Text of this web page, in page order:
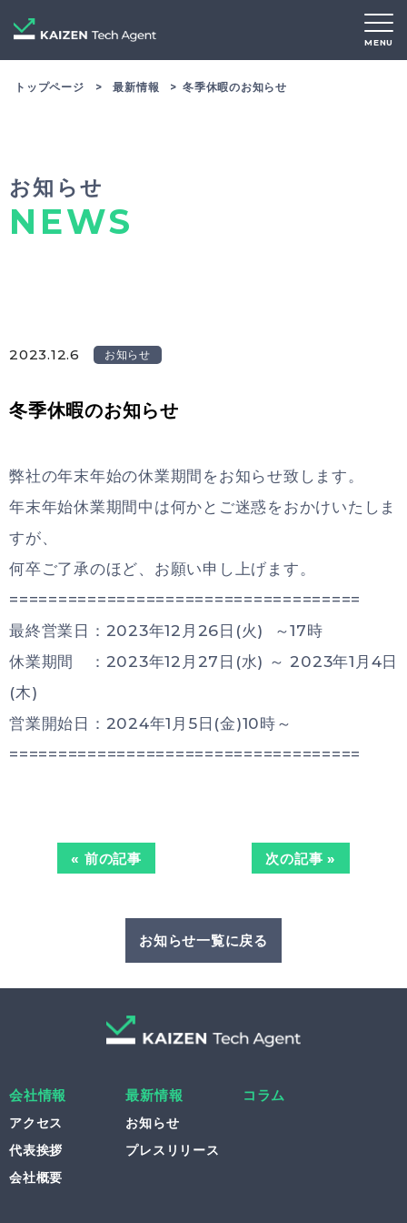
MENU
トップページ 最新情報 冬季休暇のお知らせ
お知らせ
NEWS
2023.12.6 お知らせ
冬季休暇のお知らせ
弊社の年末年始の休業期間をお知らせ致します。
年末年始休業期間中は何かとご迷惑をおかけいたしま
すが、
何卒ご了承のほど、お願い申し上げます。
====================================
最終営業日：2023年12月26日(火) ～17時
休業期間 ：2023年12月27日(水) ～ 2023年1月4日
(木)
営業開始日：2024年1月5日(金)10時～
====================================
« 前の記事 次の記事 »
お知らせ一覧に戻る
会社情報
アクセス
代表挨拶
会社概要
最新情報
お知らせ
プレスリリース
コラム